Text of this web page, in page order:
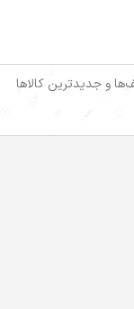
و جدیدترین کالاها